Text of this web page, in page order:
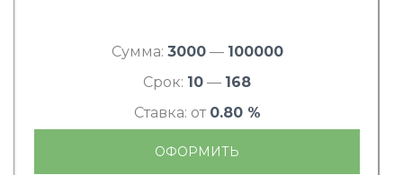
Сумма: 3000— 100000
Срок: 10 — 168
Ставка: от 0.80 %
ОФОРМИТЬ